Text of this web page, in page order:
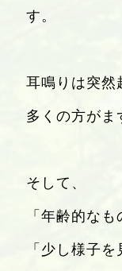
す。
耳鳴りは突然
多くの方がま
そして、
「年齢的なも
「少し様子を